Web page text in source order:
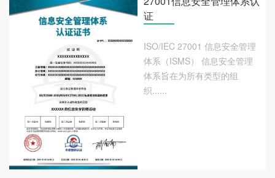
证
ISO/IEC 27001 信息安全管理
体系（ISMS） 信息安全管理
体系旨在为所有类型的组
织......